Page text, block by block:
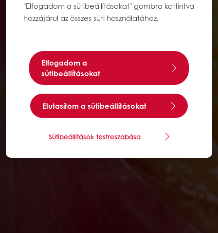
"Elfogadom a sütibeállításokat" gombra kattintva
hozzájárul az összes süti használatához.
Elfogadom a
sütibeállításokat
Elutasítom a sütibeállításokat
Sütibeállítások testreszabása